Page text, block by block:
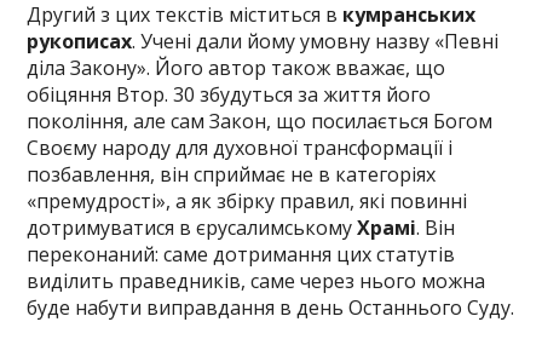
Другий з цих текстів міститься в кумранських
рукописах. Учені дали йому умовну назву «Певні
діла Закону». Його автор також вважає, що
обіцяння Втор. 30 збудуться за життя його
покоління, але сам Закон, що посилається Богом
Своєму народу для духовної трансформації і
позбавлення, він сприймає не в категоріях
«премудрості», а як збірку правил, які повинні
дотримуватися в єрусалимськомуХрамі. Він
переконаний: саме дотримання цих статутів
виділить праведників, саме через нього можна
буде набути виправдання в день Останнього Суду.